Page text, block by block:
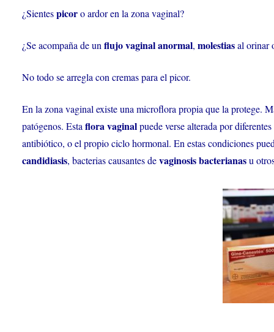
¿Sientespicoro ardor en la zona vaginal?
¿Se acompaña de un flujovaginal anormal, molestiasal orinar
No todo se arregla con cremas para el picor.
En la zona vaginal existe una microflora propia que la protege.
patógenos. Esta flora vaginalpuede verse alterada por
antibiótico, o el propio ciclo hormonal. En estas condiciones
candidiasis, bacterias causantes devaginosis bacterianasu